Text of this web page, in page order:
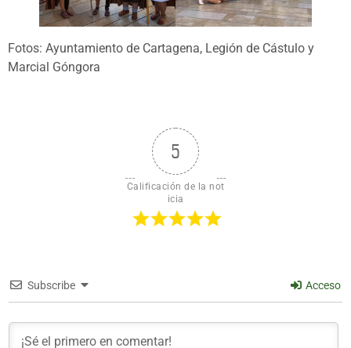
Fotos: Ayuntamiento de Cartagena, Legión de Cástulo y
Marcial Góngora
5
Calificación de la not
icia
Subscribe Acceso